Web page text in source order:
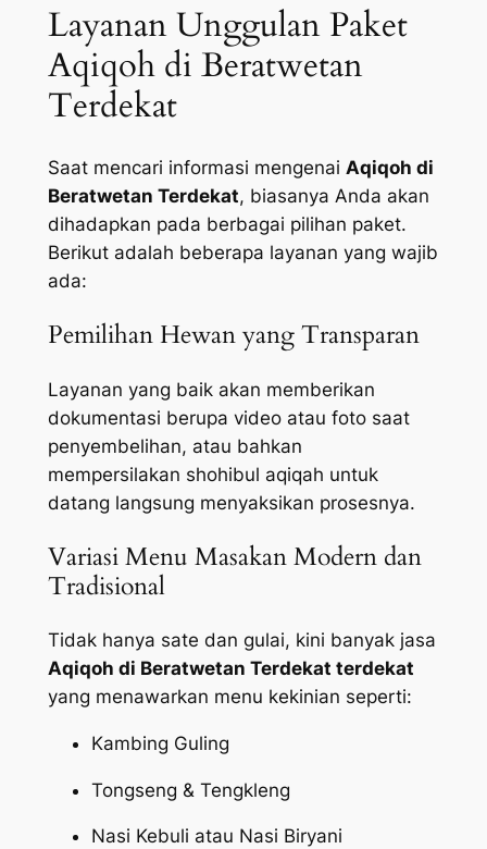
Layanan Unggulan Paket
Aqiqoh di Beratwetan
Terdekat
Saat mencari informasi mengenai Aqiqoh di
Beratwetan Terdekat, biasanya Anda akan
dihadapkan pada berbagai pilihan paket.
Berikut adalah beberapa layanan yang wajib
ada:
Pemilihan Hewan yang Transparan
Layanan yang baik akan memberikan
dokumentasi berupa video atau foto saat
penyembelihan, atau bahkan
mempersilakan shohibul aqiqah untuk
datang langsung menyaksikan prosesnya.
Variasi Menu Masakan Modern dan
Tradisional
Tidak hanya sate dan gulai, kini banyak jasa
Aqiqoh di Beratwetan Terdekat terdekat
yang menawarkan menu kekinian seperti:
Kambing Guling
Tongseng & Tengkleng
Nasi Kebuli atau Nasi Biryani